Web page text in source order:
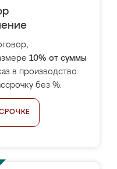
10% от суммы
в производство.
без %.